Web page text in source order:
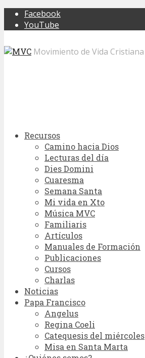
Facebook
YouTube
Movimiento de Vida Cristiana
Recursos
Camino hacia Dios
Lecturas del día
Dies Domini
Cuaresma
Semana Santa
Mi vida en Xto
Música MVC
Familiaris
Artículos
Manuales de Formación
Publicaciones
Cursos
Charlas
Noticias
Papa Francisco
Angelus
Regina Coeli
Catequesis del miércoles
Misa en Santa Marta